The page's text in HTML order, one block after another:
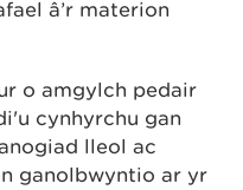
â’r materion
o amgylch pedair
cynhyrchu gan
lleol ac
ganolbwyntio ar yr